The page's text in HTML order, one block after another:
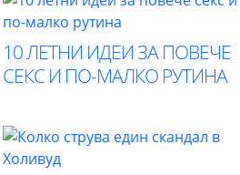
10 ЛЕТНИ ИДЕИ ЗА ПОВЕЧЕ
СЕКС И ПО-МАЛКО РУТИНА